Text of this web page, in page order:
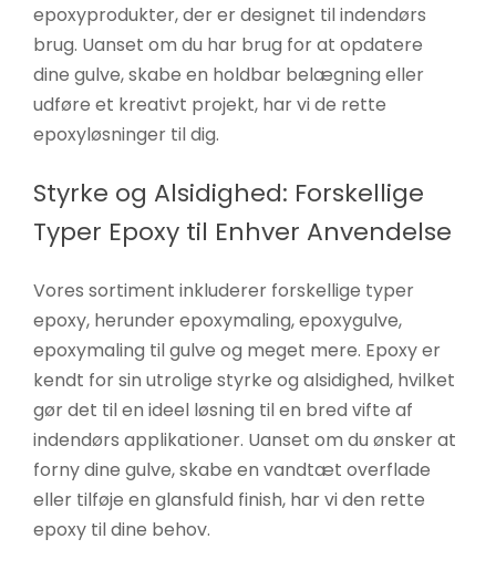
epoxyprodukter, der er designet til indendørs
brug. Uanset om du har brug for at opdatere
dine gulve, skabe en holdbar belægning eller
udføre et kreativt projekt, har vi de rette
epoxyløsninger til dig.
Styrke og Alsidighed: Forskellige
Typer Epoxy til Enhver Anvendelse
Vores sortiment inkluderer forskellige typer
epoxy, herunder epoxymaling, epoxygulve,
epoxymaling til gulve og meget mere. Epoxy er
kendt for sin utrolige styrke og alsidighed, hvilket
gør det til en ideel løsning til en bred vifte af
indendørs applikationer. Uanset om du ønsker at
forny dine gulve, skabe en vandtæt overflade
eller tilføje en glansfuld finish, har vi den rette
epoxy til dine behov.